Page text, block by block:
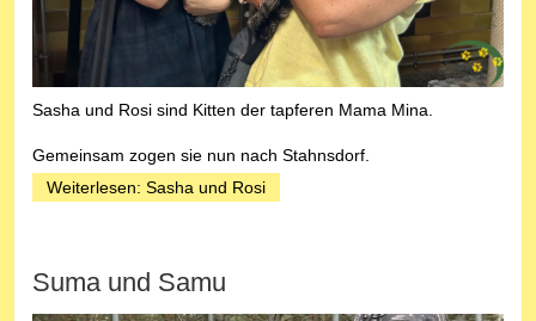
Sasha und Rosi sind Kitten der tapferen Mama Mina.
Gemeinsam zogen sie nun nach Stahnsdorf.
Weiterlesen: Sasha und Rosi
Suma und Samu